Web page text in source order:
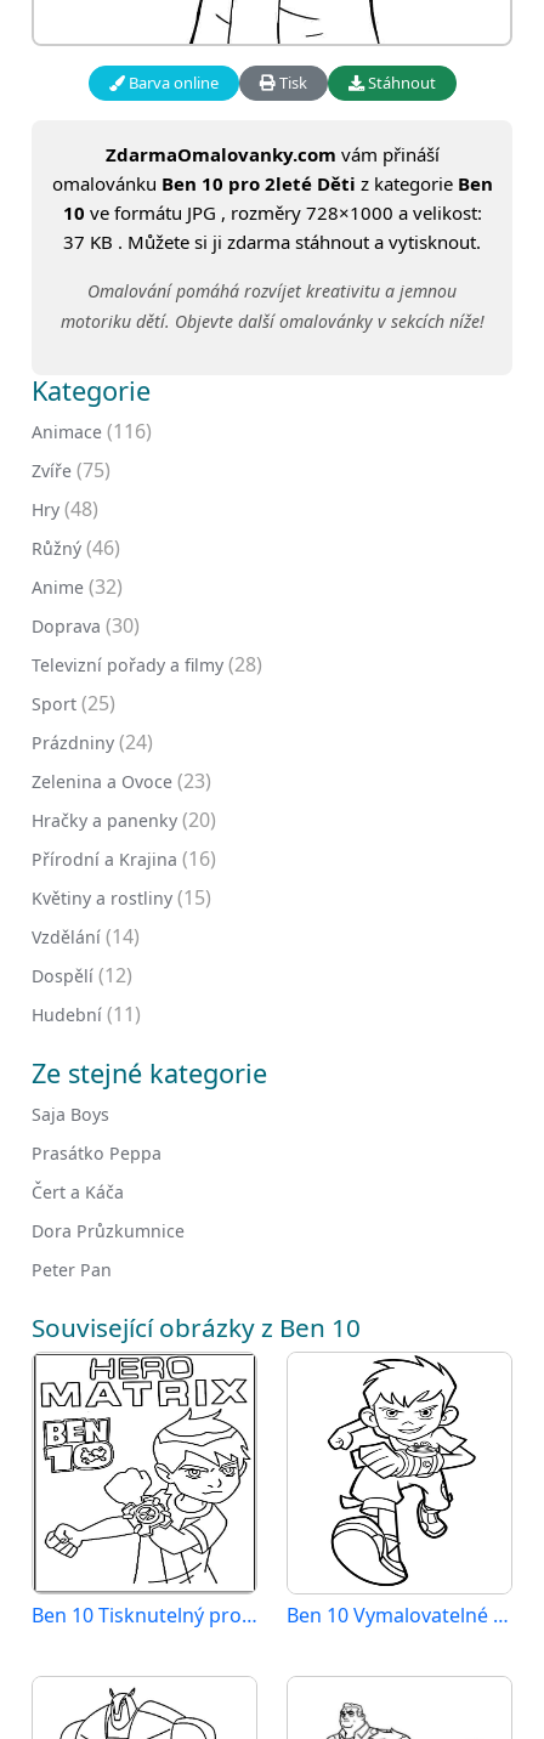
Barva online Tisk Stáhnout
ZdarmaOmalovanky.com vám přináší
omalovánku Ben 10 pro 2leté Děti z kategorie Ben
10 ve formátu JPG , rozměry 728×1000 a velikost:
37 KB . Můžete si ji zdarma stáhnout a vytisknout.
Omalování pomáhá rozvíjet kreativitu a jemnou
motoriku dětí. Objevte další omalovánky v sekcích níže!
Kategorie
Animace (116)
Zvíře (75)
Hry (48)
Růžný (46)
Anime (32)
Doprava (30)
Televizní pořady a filmy (28)
Sport (25)
Prázdniny (24)
Zelenina a Ovoce (23)
Hračky a panenky (20)
Přírodní a Krajina (16)
Květiny a rostliny (15)
Vzdělání (14)
Dospělí (12)
Hudební (11)
Ze stejné kategorie
Saja Boys
Prasátko Peppa
Čert a Káča
Dora Průzkumnice
Peter Pan
Související obrázky z Ben 10
Ben 10 Tisknutelný pro Děti Ben 10 Vymalovatelné pro Děti